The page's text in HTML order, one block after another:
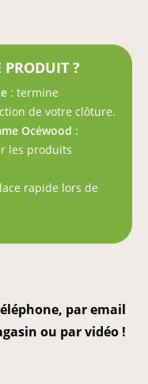
PRODUIT ?
: termine
de votre clôture.
Océwood :
les produits
rapide lors de
par email
ou par vidéo !